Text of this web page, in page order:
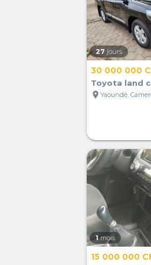
27 jours
30 000 000
Toyota land
location_on Yaoundé,
1 mois
15 000 000